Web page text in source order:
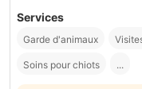
Services
Garde d'animaux
Soins pour chiots ...